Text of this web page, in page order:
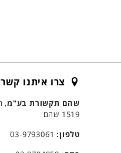
צרו איתנו קשר
שהם תקשורת בע"מ
1519 שהם
טלפון:03-9793061